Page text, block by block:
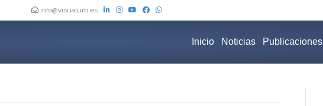
info@visualurb.es
Inicio Noticias Publicaciones